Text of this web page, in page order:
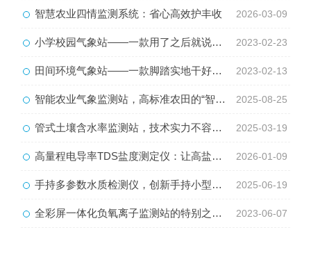
智慧农业四情监测系统：省心高效护丰收 2026-03-09
小学校园气象站——一款用了之后就说好的中小学校园科普气象站2023已更新 2023-02-23
田间环境气象站——一款脚踏实地干好活的无线农业综合气象监测站2023已更新 2023-02-13
智能农业气象监测站，高标准农田的“智慧中枢”，全流程数字化管控 2025-08-25
管式土壤含水率监测站，技术实力不容小觑！ 2025-03-19
高量程电导率TDS盐度测定仪：让高盐溶液监测更高效 2026-01-09
手持多参数水质检测仪，创新手持小型水质监测工具 2025-06-19
全彩屏一体化负氧离子监测站的特别之处在哪 2023-06-07